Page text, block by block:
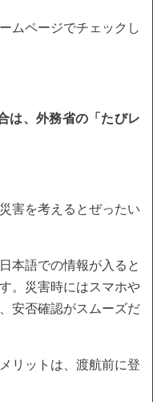
ムページでチェックし
は、外務省の「たびレ
害を考えるとぜったい
本語での情報が入ると
。災害時にはスマホや
安否確認がスムーズだ
リットは、渡航前に登